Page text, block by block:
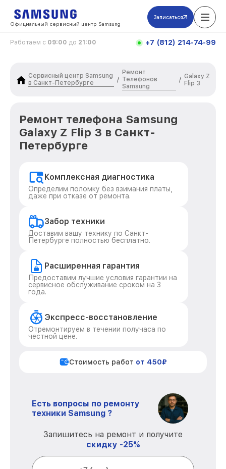
Официальный сервисный центр Samsung
Записаться
Работаем с 09:00 до 21:00 +7 (812) 214-74-99
Сервисный центр Samsung
в Санкт-Петербурге
/
Ремонт
Телефонов
Samsung
/ Galaxy Z
Flip 3
Ремонт телефона Samsung
Galaxy Z Flip 3 в Санкт-
Петербурге
Комплексная диагностика
Определим поломку без взимания платы,
даже при отказе от ремонта.
Забор техники
Доставим вашу технику по Санкт-
Петербурге полностью бесплатно.
Расширенная гарантия
Предоставим лучшие условия гарантии на
сервисное обслуживание сроком на 3
года.
Экспресс-восстановление
Отремонтируем в течении получаса по
честной цене.
Стоимость работ от 450₽
Есть вопросы по ремонту
техники Samsung ?
Запишитесь на ремонт и получите
скидку -25%